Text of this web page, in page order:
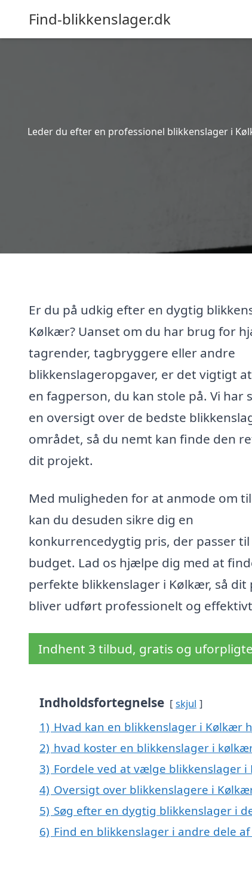
Find-blikkenslager.dk
Leder du efter en professionel blikkenslager i
Er du på udkig efter en dygtig
Kølkær? Uanset om du har brug for
tagrender, tagbryggere eller andre
blikkenslageropgaver, er det vigtigt
en fagperson, du kan stole på. Vi har
en oversigt over de bedste
området, så du nemt kan finde den
dit projekt.
Med muligheden for at anmode om
kan du desuden sikre dig en
konkurrencedygtig pris, der passer
budget. Lad os hjælpe dig med at
perfekte blikkenslager i Kølkær, så dit
bliver udført professionelt og
Indhent 3 tilbud, gratis og
Indholdsfortegnelse skjul
1) Hvad kan en blikkenslager i Kølkær
2) hvad koster en blikkenslager i
3) Fordele ved at vælge blikkenslager
4) Oversigt over blikkenslagere i
5) Søg efter en dygtig blikkenslager i
6) Find en blikkenslager i andre dele